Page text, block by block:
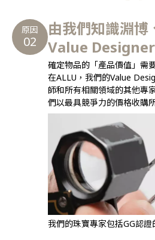
原因
02
由我們知識淵博
Value Designer
確定物品的「產品價值」需
在ALLU，我們的Value
師和所有相關領域的其他專
們以最具競爭力的價格收購
我們的珠寶專家包括GG認證